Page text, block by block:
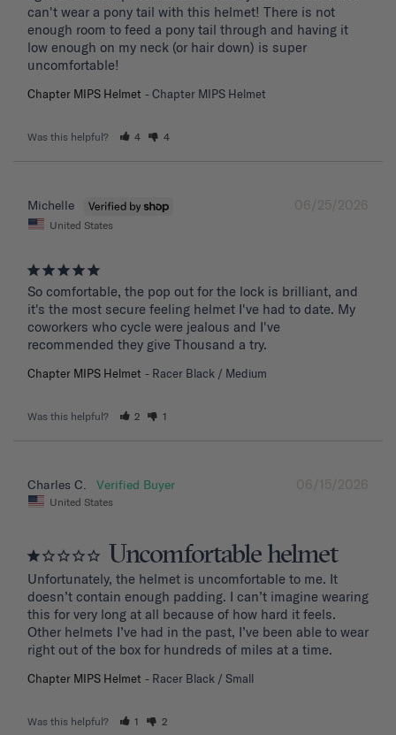
can't wear a pony tail with this helmet! There is not
enough room to feed a pony tail through and having it
low enough on my neck (or hair down) is super
uncomfortable!
Chapter MIPS Helmet Chapter MIPS Helmet
Was this helpful? 4 4
06/25/2026
Michelle
United States
So comfortable, the pop out for the lock is brilliant, and
it's the most secure feeling helmet I've had to date. My
coworkers who cycle were jealous and I've
recommended they give Thousand a try.
Chapter MIPS Helmet Racer Black / Medium
Was this helpful? 2 1
06/15/2026
Charles C.
United States
Uncomfortable helmet
Unfortunately, the helmet is uncomfortable to me. It
doesn’t contain enough padding. I can’t imagine wearing
this for very long at all because of how hard it feels.
Other helmets I’ve had in the past, I’ve been able to wear
right out of the box for hundreds of miles at a time.
Chapter MIPS Helmet Racer Black / Small
Was this helpful? 1 2